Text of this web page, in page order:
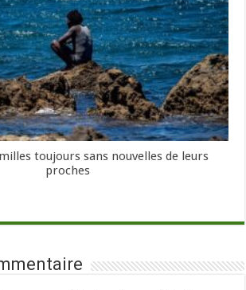
toujours sans nouvelles de leurs
proches